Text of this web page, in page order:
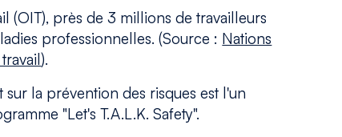
(OIT), près de 3 millions de travailleurs
professionnelles. (Source : Nations
).
la prévention des risques est l'un
"Let's T.A.L.K. Safety".